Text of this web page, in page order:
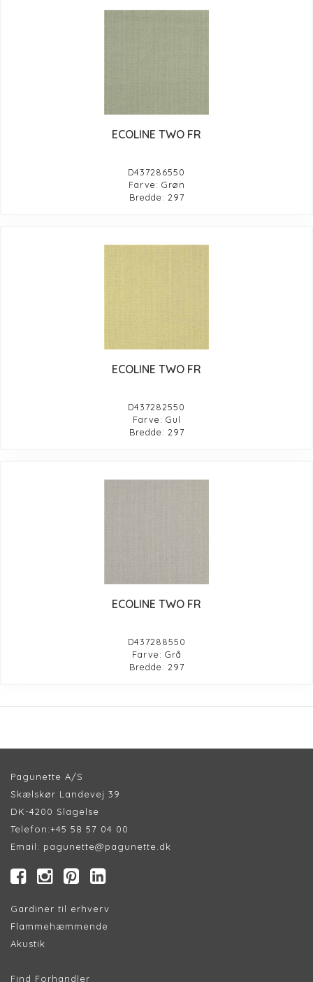
ECOLINE TWO FR
D437286550
Farve: Grøn
Bredde: 297
ECOLINE TWO FR
D437282550
Farve: Gul
Bredde: 297
ECOLINE TWO FR
D437288550
Farve: Grå
Bredde: 297
Pagunette A/S
Skælskør Landevej 39
DK-4200 Slagelse
Telefon:+45 58 57 04 00
Email: pagunette@pagunette.dk
Gardiner til erhverv
Flammehæmmende
Akustik
Find Forhandler